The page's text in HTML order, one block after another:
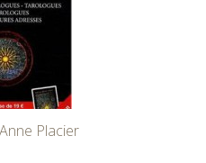
Placier